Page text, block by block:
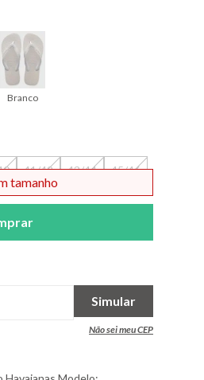
Branco
41/42 43/44 45/46
tamanho
Simular
Não sei meu CEP